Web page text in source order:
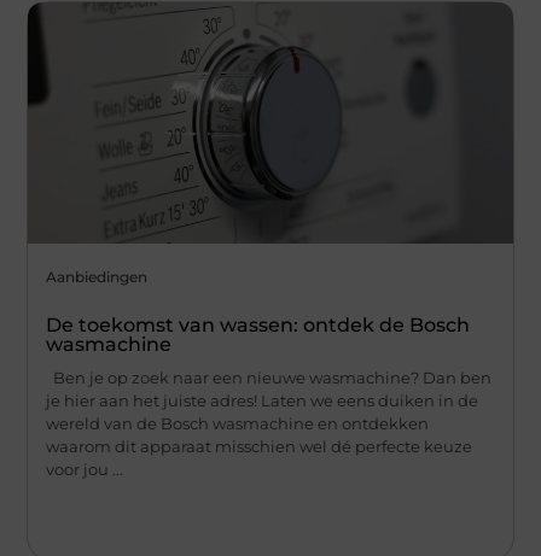
Aanbiedingen
De toekomst van wassen: ontdek de Bosch
wasmachine
Ben je op zoek naar een nieuwe wasmachine? Dan ben
je hier aan het juiste adres! Laten we eens duiken in de
wereld van de Bosch wasmachine en ontdekken
waarom dit apparaat misschien wel dé perfecte keuze
voor jou ...